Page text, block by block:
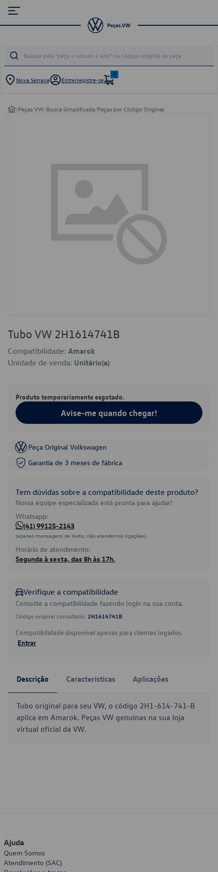
Nova Serrana Entre/registre-se
0
/Peças VW/Busca Simplificada/Peças por Código Original
Tubo VW 2H1614741B
Compatibilidade: Amarok
Unidade de venda: Unitário(a)
Produto temporariamente esgotado.
Avise-me quando chegar!
Peça Original Volkswagen
Garantia de 3 meses de fábrica
Tem dúvidas sobre a compatibilidade deste produto?
Nossa equipe especializada está pronta para ajudar!
Whatsapp:
(41) 99125-2143
(apenas mensagens de texto, não atendemos ligações)
Horário de atendimento:
Segunda à sexta, das 8h às 17h.
Verifique a compatibilidade
Consulte a compatibilidade fazendo login na sua conta.
Código original consultado: 2H1614741B
Compatibilidade disponível apenas para clientes logados.
Entrar
Descrição Características Aplicações
Tubo original para seu VW, o código 2H1-614-741-B
aplica em Amarok. Peças VW genuínas na sua loja
virtual oficial da VW.
Ajuda
Quem Somos
Atendimento (SAC)